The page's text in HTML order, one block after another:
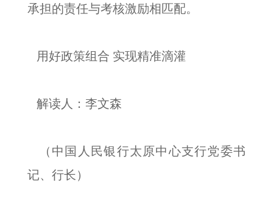
承担的责任与考核激励相匹配。
用好政策组合 实现精准滴灌
解读人：李文森
（中国人民银行太原中心支行党委书
记、行长）